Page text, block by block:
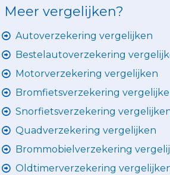
Meer vergelijken?
Autoverzekering vergelijken
Bestelautoverzekering
Motorverzekering vergelijken
Bromfietsverzekering
Snorfietsverzekering
Quadverzekering vergelijken
Brommobielverzekering
Oldtimerverzekering